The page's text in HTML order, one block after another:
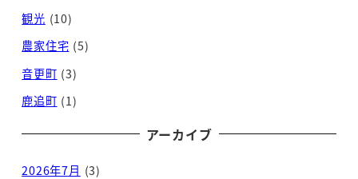
観光 (10)
農家住宅 (5)
音更町 (3)
鹿追町 (1)
アーカイブ
2026年7月 (3)